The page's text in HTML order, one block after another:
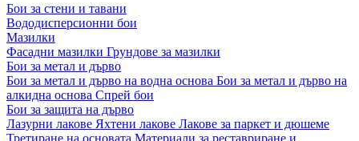
Бои за стени и тавани
Вододисперсионни бои
Мазилки
Фасадни мазилки Грундове за мазилки
Бои за метал и дърво
Бои за метал и дърво на водна основа Бои за метал и дърво на
алкидна основа Спрей бои
Бои за защита на дърво
Лазурни лакове Яхтени лакове Лакове за паркет и дюшеме
Третиране на основата Материали за реставриране и